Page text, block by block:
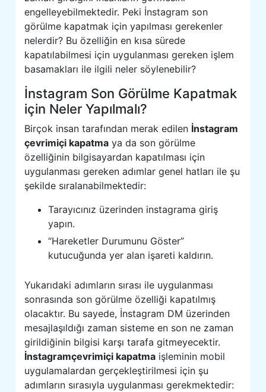
engelleyebilmektedir. Peki İnstagram son
görülme kapatmak için yapılması gerekenler
nelerdir? Bu özelliğin en kısa sürede
kapatılabilmesi için uygulanması gereken işlem
basamakları ile ilgili neler söylenebilir?
İnstagram Son Görülme Kapatmak
için Neler Yapılmalı?
Birçok insan tarafından merak edilen İnstagram
çevrimiçi kapatma ya da son görülme
özelliğinin bilgisayardan kapatılması için
uygulanması gereken adımlar genel hatları ile şu
şekilde sıralanabilmektedir:
Tarayıcınız üzerinden instagrama giriş
yapın.
“Hareketler Durumunu Göster”
kutucuğunda yer alan işareti kaldırın.
Yukarıdaki adımların sırası ile uygulanması
sonrasında son görülme özelliği kapatılmış
olacaktır. Bu sayede, İnstagram DM üzerinden
mesajlaşıldığı zaman sisteme en son ne zaman
girildiğinin bilgisi karşı tarafa gitmeyecektir.
İnstagramçevrimiçi kapatma işleminin mobil
uygulamalardan gerçekleştirilmesi için şu
adımların sırasıyla uygulanması gerekmektedir: